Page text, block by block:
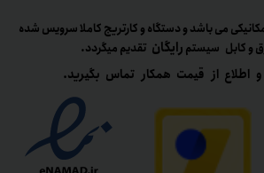
اطلاع از قیمت همکار تماس بگیرید.
می باشد و دستگاه و کارتریج کاملا سرویس شده
و کابل سیستم رایگان تقدیم میگردد.​​​​​​​